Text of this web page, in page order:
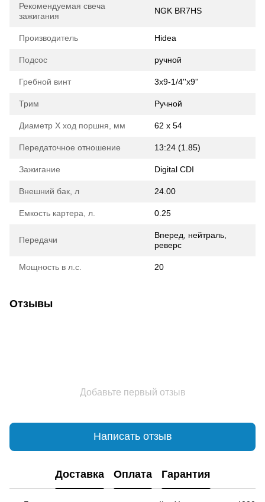
Рекомендуемая свеча
зажигания
NGK BR7HS
Производитель Hidea
Подсос ручной
Гребной винт 3x9-1/4''x9''
Трим Ручной
Диаметр Х ход поршня, мм 62 x 54
Передаточное отношение 13:24 (1.85)
Зажигание Digital CDI
Внешний бак, л 24.00
Емкость картера, л. 0.25
Передачи
Вперед, нейтраль,
реверс
Мощность в л.с. 20
Отзывы
Добавьте первый отзыв
Написать отзыв
Доставка Оплата Гарантия